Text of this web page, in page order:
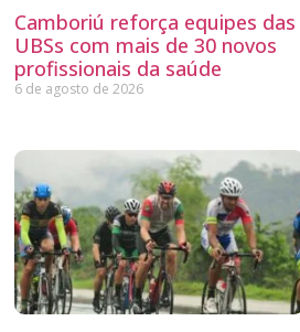
Camboriú reforça equipes das
UBSs com mais de 30 novos
profissionais da saúde
6 de agosto de 2026